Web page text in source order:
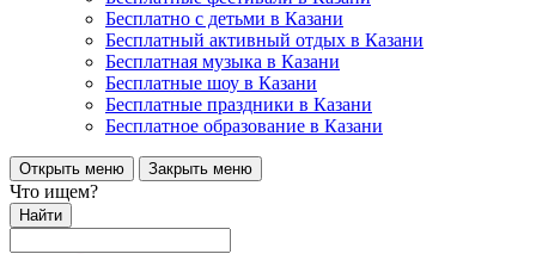
Бесплатно с детьми в Казани
Бесплатный активный отдых в Казани
Бесплатная музыка в Казани
Бесплатные шоу в Казани
Бесплатные праздники в Казани
Бесплатное образование в Казани
Открыть меню Закрыть меню
Что ищем?
Найти